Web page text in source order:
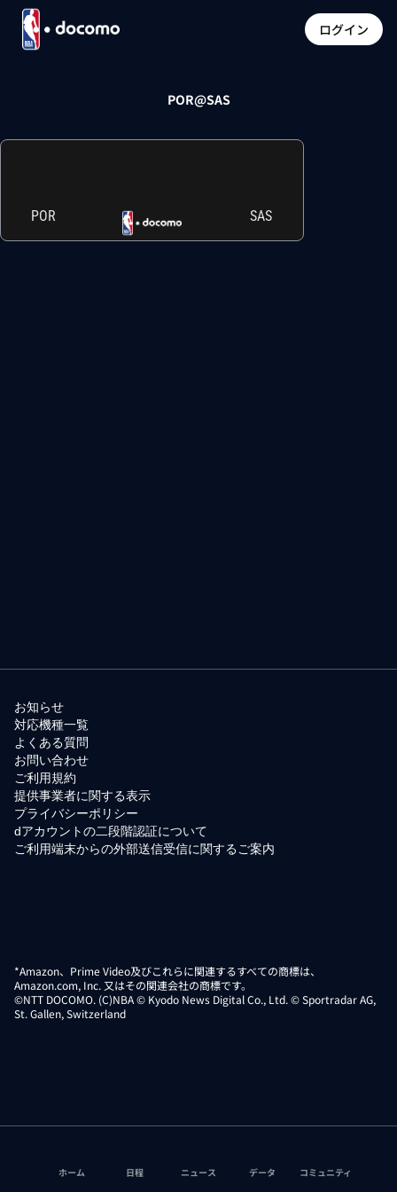
ログイン
POR@SAS
POR SAS
お知らせ
対応機種一覧
よくある質問
お問い合わせ
ご利用規約
提供事業者に関する表示
プライバシーポリシー
dアカウントの二段階認証について
ご利用端末からの外部送信受信に関するご案内
*Amazon、Prime Video及びこれらに関連するすべての商標は、
Amazon.com, Inc. 又はその関連会社の商標です。
©NTT DOCOMO. (C)NBA © Kyodo News Digital Co., Ltd. © Sportradar AG,
St. Gallen, Switzerland
ホーム 日程 ニュース データ コミュニティ